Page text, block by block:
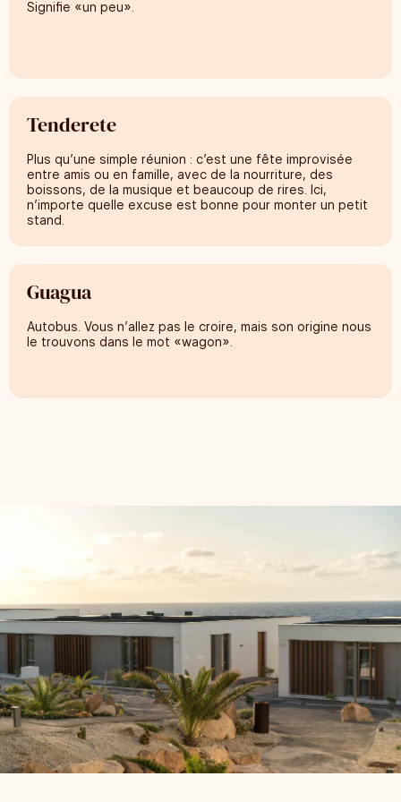
Signifie «un peu».
Tenderete
Plus qu’une simple réunion : c’est une fête improvisée
entre amis ou en famille, avec de la nourriture, des
boissons, de la musique et beaucoup de rires. Ici,
n’importe quelle excuse est bonne pour monter un petit
stand.
Guagua
Autobus. Vous n’allez pas le croire, mais son origine nous
le trouvons dans le mot «wagon».